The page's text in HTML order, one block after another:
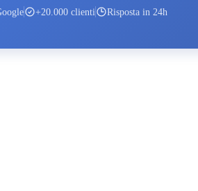
+20.000 clienti Risposta in 24h